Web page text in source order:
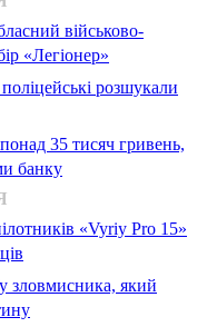
військово-
«Легіонер»
розшукали
35 тисяч гривень,
банку
«Vyriy Pro 15»
зловмисника, який